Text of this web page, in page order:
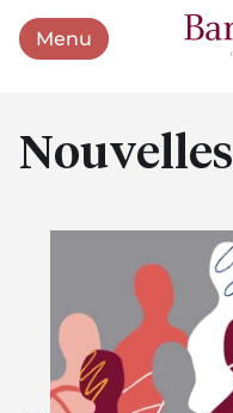
MenuOuvrir le menu
Nouvelles